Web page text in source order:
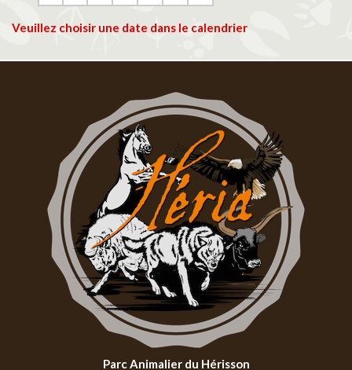
Veuillez choisir une date dans le calendrier
Parc Animalier du Hérisson